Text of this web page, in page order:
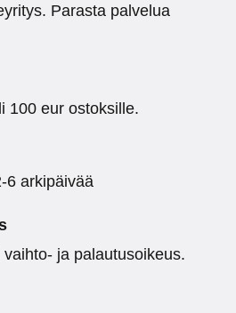
Parasta palvelua
100 eur ostoksille.
6 arkipäivää
ja palautusoikeus.